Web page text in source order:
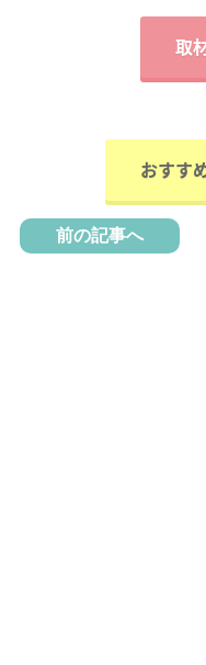
取
おすす
前の記事へ